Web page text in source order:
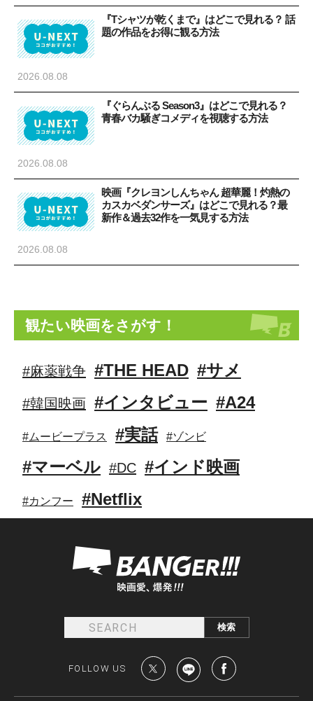
『Tシャツが乾くまで』はどこで見れる？ 話
題の作品をお得に観る方法
2026.08.08
『ぐらんぶる Season3』はどこで見れる？
青春バカ騒ぎコメディを視聴する方法
2026.08.08
映画『クレヨンしんちゃん 超華麗！灼熱の
カスカベダンサーズ』はどこで見れる？最
新作＆過去32作を一気見する方法
2026.08.08
観たい映画をさがす！
#麻薬戦争 #THE HEAD #サメ
#韓国映画 #インタビュー #A24
#ムービープラス #実話 #ゾンビ
#マーベル #DC #インド映画
#カンフー #Netflix
FOLLOW US